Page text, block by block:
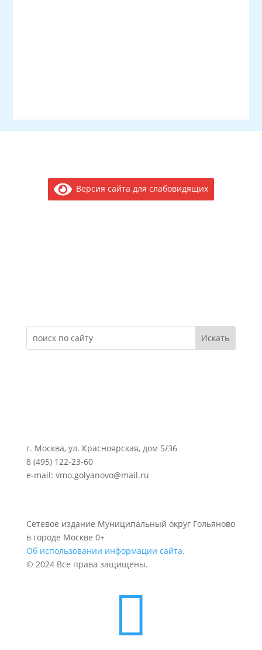
Версия сайта для слабовидящих
г. Москва, ул. Красноярская, дом 5/36
8 (495) 122-23-60
e-mail: vmo.golyanovo@mail.ru
Сетевое издание Муниципальный округ Гольяново
в городе Москве 0+
Об использовании информации сайта.
© 2024 Все права защищены.
